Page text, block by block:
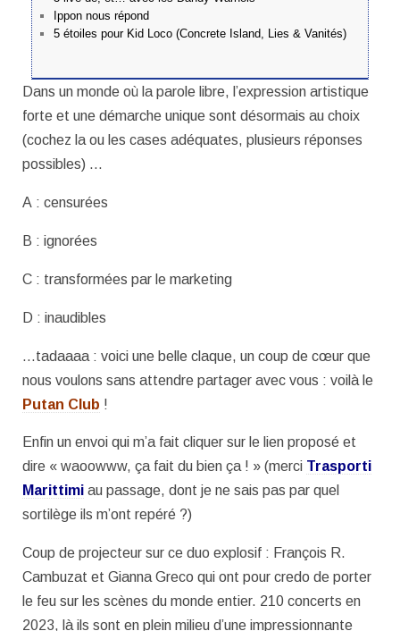
Ippon nous répond
5 étoiles pour Kid Loco (Concrete Island, Lies & Vanités)
Dans un monde où la parole libre, l’expression artistique
forte et une démarche unique sont désormais au choix
(cochez la ou les cases adéquates, plusieurs réponses
possibles) …
A : censurées
B : ignorées
C : transformées par le marketing
D : inaudibles
…tadaaaa : voici une belle claque, un coup de cœur que
nous voulons sans attendre partager avec vous : voilà le
Putan Club !
Enfin un envoi qui m’a fait cliquer sur le lien proposé et
dire « waoowww, ça fait du bien ça ! » (merci Trasporti
Marittimi au passage, dont je ne sais pas par quel
sortilège ils m’ont repéré ?)
Coup de projecteur sur ce duo explosif : François R.
Cambuzat et Gianna Greco qui ont pour credo de porter
le feu sur les scènes du monde entier. 210 concerts en
2023, là ils sont en plein milieu d’une impressionnante